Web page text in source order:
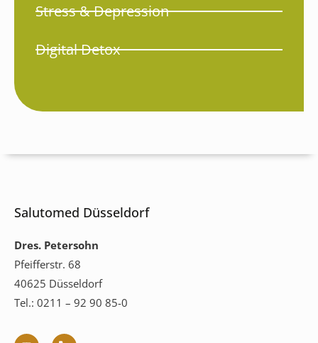
Stress & Depression
Digital Detox
Salutomed Düsseldorf
Dres. Petersohn
Pfeifferstr. 68
40625 Düsseldorf
Tel.: 0211 – 92 90 85-0